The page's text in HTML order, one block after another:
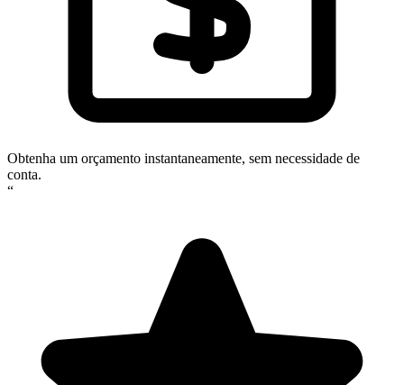
Obtenha um orçamento instantaneamente, sem necessidade de
conta.
“